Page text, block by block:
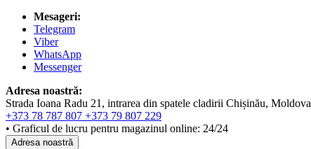
Mesageri:
Telegram
Viber
WhatsApp
Messenger
Adresa noastră:
Strada Ioana Radu 21, intrarea din spatele cladirii Chișinău, Moldova
+373 78 787 807 +373 79 807 229
• Graficul de lucru pentru magazinul online: 24/24
Adresa noastră